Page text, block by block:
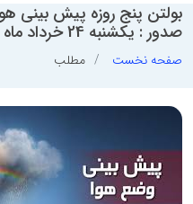
بولتن پنج روزه پیش بینی
صدور : یکشنبه 24 خرداد ماه 1405
صفحه نخست مطلب